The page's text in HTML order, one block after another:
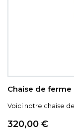
Chaise de
Voici notre chaise
Prix
320,00 €